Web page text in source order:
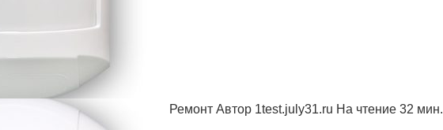
Ремонт Автор 1test.july31.ru На чтение 32 мин.